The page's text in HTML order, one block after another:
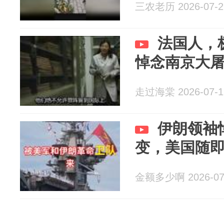
三农老历 2026-07-
法国人，
悼念南京大
走过海棠 2026-07-
伊朗领袖
变，美国随
金额多少啊 2026-